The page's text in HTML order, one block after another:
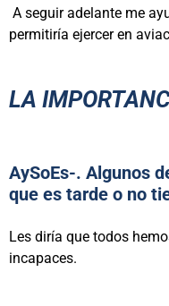
A seguir adelante me
permitiría ejercer en
LA
AySoEs-. Algunos
que es tarde o no
Les diría que todos
incapaces.